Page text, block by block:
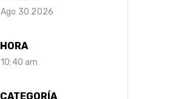
Ago 30 2026
HORA
10:40 am
CATEGORÍA